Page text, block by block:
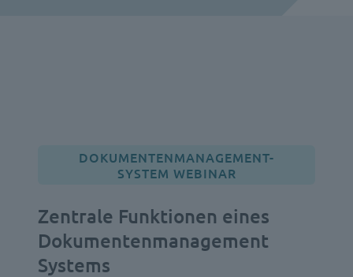
DOKUMENTENMANAGEMENT-
SYSTEM WEBINAR
Zentrale Funktionen eines
Dokumentenmanagement
Systems